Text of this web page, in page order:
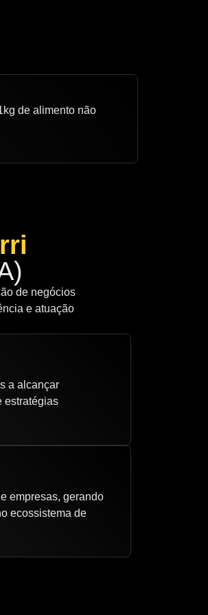
de alimento não
de negócios
e atuação
a alcançar
estratégias
empresas, gerando
ecossistema de